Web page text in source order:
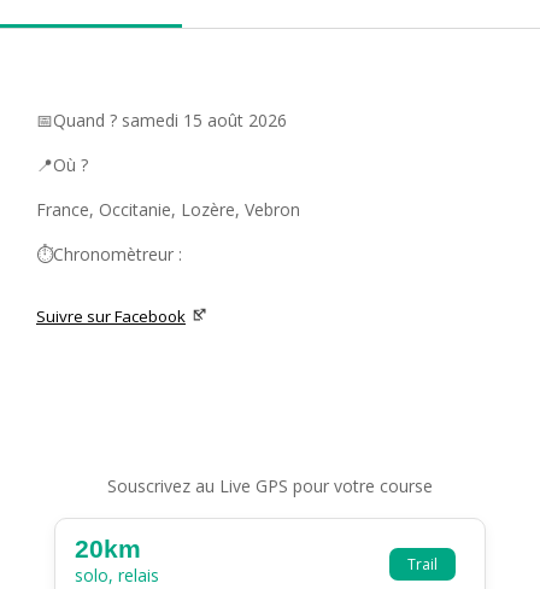
📅Quand ? samedi 15 août 2026
📍Où ?
France, Occitanie, Lozère, Vebron
⏱️Chronomètreur :
Suivre sur Facebook
Souscrivez au Live GPS pour votre course
Trail
20km
solo, relais